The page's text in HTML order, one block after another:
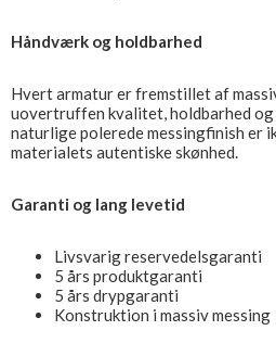
Håndværk og holdbarhed
Hvert armatur er fremstillet af
uovertruffen kvalitet, holdbarhed og
naturlige polerede messingfinish er
materialets autentiske skønhed.
Garanti og lang levetid
Livsvarig reservedelsgaranti
5 års produktgaranti
5 års drypgaranti
Konstruktion i massiv messing